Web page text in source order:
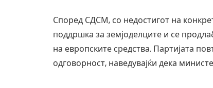
Според СДСМ, со недостигот на
поддршка за земјоделците и се
на европските средства. Партијата
одговорност, наведувајќи дека